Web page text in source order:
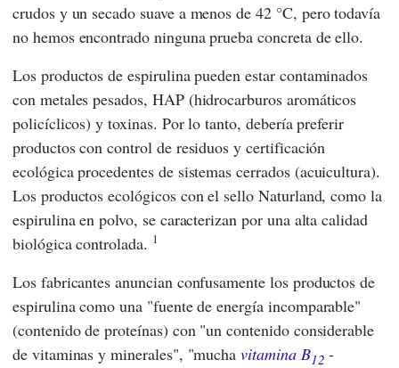
crudos y un secado suave a menos de 42 °C, pero todavía
no hemos encontrado ninguna prueba concreta de ello.
Los productos de espirulina pueden estar contaminados
con metales pesados, HAP (hidrocarburos aromáticos
policíclicos) y toxinas. Por lo tanto, debería preferir
productos con control de residuos y certificación
ecológica procedentes de sistemas cerrados (acuicultura).
Los productos ecológicos con el sello Naturland, como la
espirulina en polvo, se caracterizan por una alta calidad
biológica controlada. 1
Los fabricantes anuncian confusamente los productos de
espirulina como una "fuente de energía incomparable"
(contenido de proteínas) con "un contenido considerable
de vitaminas y minerales", "muchavitamina B12 -